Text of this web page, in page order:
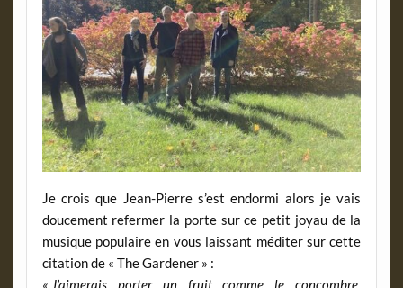
Je crois que Jean-Pierre s’est endormi alors je vais
doucement refermer la porte sur ce petit joyau de la
musique populaire en vous laissant méditer sur cette
citation de « The Gardener » :